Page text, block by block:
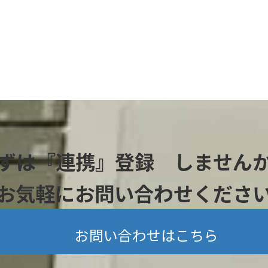
は『連携』登録 しません
気軽にお問い合わせくださ
お問い合わせはこちら